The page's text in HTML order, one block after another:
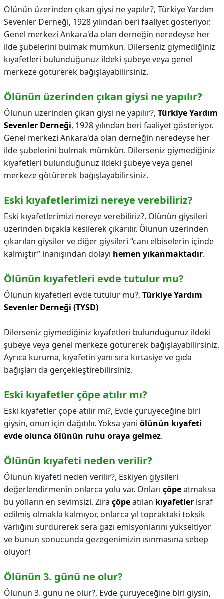
Ölünün üzerinden çıkan giysi ne yapılır?, Türkiye Yardım
Sevenler Derneği, 1928 yılından beri faaliyet gösteriyor.
Genel merkezi Ankara'da olan derneğin neredeyse her
ilde şubelerini bulmak mümkün. Dilerseniz giymediğiniz
kıyafetleri bulunduğunuz ildeki şubeye veya genel
merkeze götürerek bağışlayabilirsiniz.
Ölünün üzerinden çıkan giysi ne yapılır?
Ölünün üzerinden çıkan giysi ne yapılır?, Türkiye Yardım
Sevenler Derneği, 1928 yılından beri faaliyet gösteriyor.
Genel merkezi Ankara'da olan derneğin neredeyse her
ilde şubelerini bulmak mümkün. Dilerseniz giymediğiniz
kıyafetleri bulunduğunuz ildeki şubeye veya genel
merkeze götürerek bağışlayabilirsiniz.
Eski kıyafetlerimizi nereye verebiliriz?
Eski kıyafetlerimizi nereye verebiliriz?, Ölünün giysileri
üzerinden bıçakla kesilerek çıkarılır. Ölünün üzerinden
çıkarılan giysiler ve diğer giysileri “canı elbiselerin içinde
kalmıştır” inanışından dolayı hemen yıkanmaktadır.
Ölünün kıyafetleri evde tutulur mu?
Ölünün kıyafetleri evde tutulur mu?, Türkiye Yardım
Sevenler Derneği (TYSD)
Dilerseniz giymediğiniz kıyafetleri bulunduğunuz ildeki
şubeye veya genel merkeze götürerek bağışlayabilirsiniz.
Ayrıca kuruma, kıyafetin yanı sıra kırtasiye ve gıda
bağışları da gerçekleştirebilirsiniz.
Eski kıyafetler çöpe atılır mı?
Eski kıyafetler çöpe atılır mı?, Evde çürüyeceğine biri
giysin, onun için dağıtılır. Yoksa yani ölünün kıyafeti
evde olunca ölünün ruhu oraya gelmez.
Ölünün kıyafeti neden verilir?
Ölünün kıyafeti neden verilir?, Eskiyen giysileri
değerlendirmenin onlarca yolu var. Onları çöpeatmaksa
bu yolların en sevimsizi. Zira çöpeatılan kıyafetler israf
edilmiş olmakla kalmıyor, onlarca yıl topraktaki toksik
varlığını sürdürerek sera gazı emisyonlarını yükseltiyor
ve bunun sonucunda gezegenimizin ısınmasına sebep
oluyor!
Ölünün 3. günü ne olur?
Ölünün 3. günü ne olur?, Evde çürüyeceğine biri giysin,